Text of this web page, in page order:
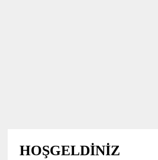
HOŞGELDİNİZ